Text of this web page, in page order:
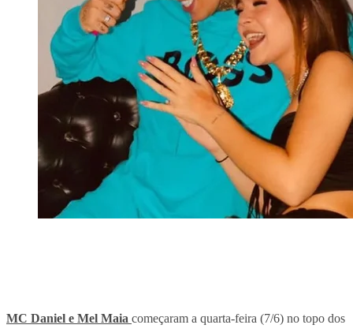
MC Daniel e Mel Maia começaram a quarta-feira (7/6) no topo dos